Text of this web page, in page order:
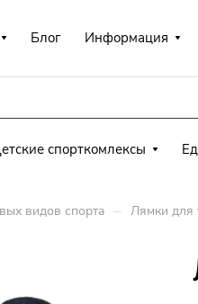
Блог Информация
спорткомлексы
видов спорта – Лямки для